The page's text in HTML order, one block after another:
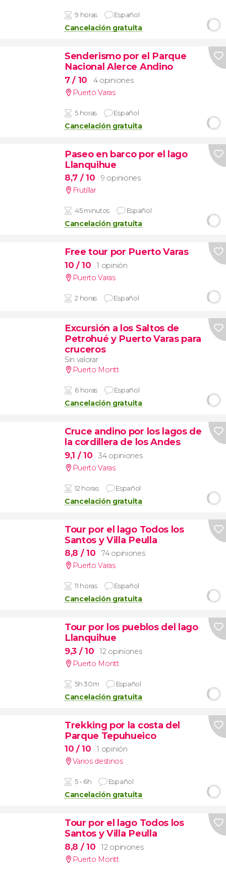
9 horas Español
Cancelación gratuita
Senderismo por el Parque
Nacional Alerce Andino
7/ 10
4 opiniones
Puerto Varas
5 horas Español
Cancelación gratuita
Paseo en barco por el lago
Llanquihue
8,7 / 10
9 opiniones
Frutillar
45 minutos Español
Cancelación gratuita
Free tour por Puerto Varas
10 / 10
1 opinión
Puerto Varas
2 horas Español
Excursión a los Saltos de
Petrohué y Puerto Varas para
cruceros
Sin valorar
Puerto Montt
6 horas Español
Cancelación gratuita
Cruce andino por los lagos de
la cordillera de los Andes
9,1 / 10
34 opiniones
Puerto Varas
12 horas Español
Cancelación gratuita
Tour por el lago Todos los
Santos y Villa Peulla
8,8 / 10
74 opiniones
Puerto Varas
11 horas Español
Cancelación gratuita
Tour por los pueblos del lago
Llanquihue
9,3 / 10
12 opiniones
Puerto Montt
5h 30m Español
Cancelación gratuita
Trekking por la costa del
Parque Tepuhueico
10 / 10
1 opinión
Varios destinos
5 - 6h Español
Cancelación gratuita
Tour por el lago Todos los
Santos y Villa Peulla
8,8 / 10
12 opiniones
Puerto Montt